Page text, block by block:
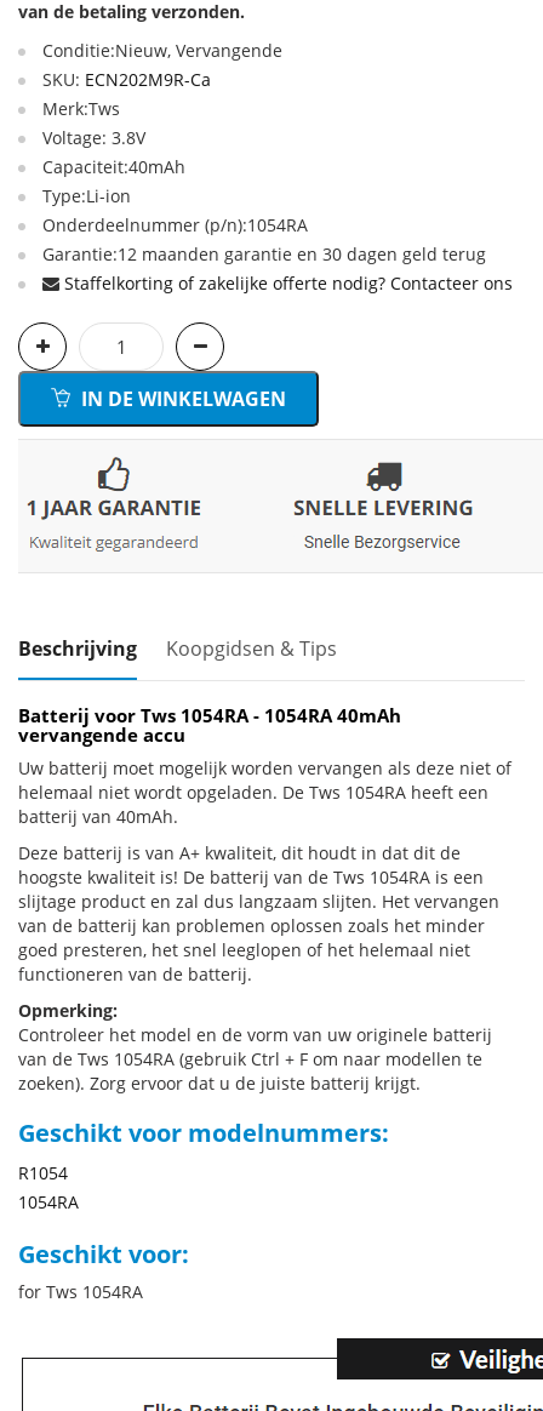
van de betaling verzonden.
Conditie:Nieuw, Vervangende
SKU: ECN202M9R-Ca
Merk:Tws
Voltage: 3.8V
Capaciteit:40mAh
Type:Li-ion
Onderdeelnummer (p/n):1054RA
Garantie:12 maanden garantie en 30 dagen geld terug
Staffelkorting of zakelijke offerte nodig? Contacteer ons
IN DE WINKELWAGEN
Beschrijving Koopgidsen & Tips
Batterij voor Tws 1054RA - 1054RA 40mAh
vervangende accu
Uw batterij moet mogelijk worden vervangen als deze niet of
helemaal niet wordt opgeladen. De Tws 1054RA heeft een
batterij van 40mAh.
Deze batterij is van A+ kwaliteit, dit houdt in dat dit de
hoogste kwaliteit is! De batterij van de Tws 1054RA is een
slijtage product en zal dus langzaam slijten. Het vervangen
van de batterij kan problemen oplossen zoals het minder
goed presteren, het snel leeglopen of het helemaal niet
functioneren van de batterij.
Opmerking:
Controleer het model en de vorm van uw originele batterij
van de Tws 1054RA (gebruik Ctrl + F om naar modellen te
zoeken). Zorg ervoor dat u de juiste batterij krijgt.
Geschikt voor modelnummers:
R1054
1054RA
Geschikt voor:
for Tws 1054RA